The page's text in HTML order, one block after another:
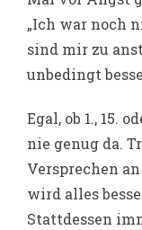
„Ich war noch
sind mir zu
unbedingt
Egal, ob 1., 15.
nie genug da.
Versprechen
wird alles
Stattdessen